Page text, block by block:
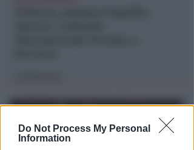
Do Not Process My Personal
Information